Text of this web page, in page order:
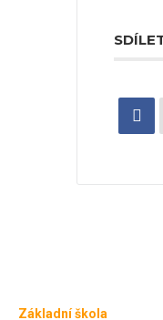
Základní škola